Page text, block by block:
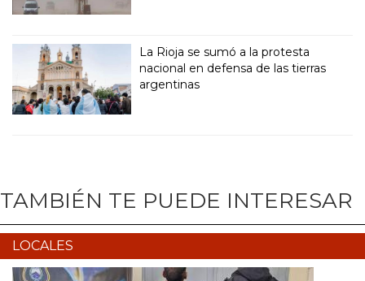
La Rioja se sumó a la protesta
nacional en defensa de las tierras
argentinas
TAMBIÉN TE PUEDE INTERESAR
LOCALES